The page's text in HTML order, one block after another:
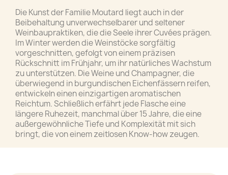
Die Kunst der Familie Moutard liegt auch in der
Beibehaltung unverwechselbarer und seltener
Weinbaupraktiken, die die Seele ihrer Cuvées prägen.
Im Winter werden die Weinstöcke sorgfältig
vorgeschnitten, gefolgt von einem präzisen
Rückschnitt im Frühjahr, um ihr natürliches Wachstum
zu unterstützen. Die Weine und Champagner, die
überwiegend in burgundischen Eichenfässern reifen,
entwickeln einen einzigartigen aromatischen
Reichtum. Schließlich erfährt jede Flasche eine
längere Ruhezeit, manchmal über 15 Jahre, die eine
außergewöhnliche Tiefe und Komplexität mit sich
bringt, die von einem zeitlosen Know-how zeugen.